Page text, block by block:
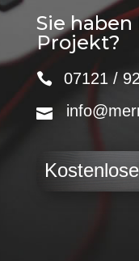
Sie
Projekt?
07121 /